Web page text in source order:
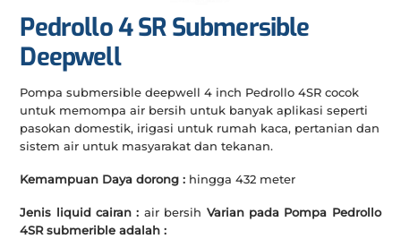
Pedrollo 4 SR Submersible
Deepwell
Pompa submersible deepwell 4 inch Pedrollo 4SR cocok
untuk memompa air bersih untuk banyak aplikasi seperti
pasokan domestik, irigasi untuk rumah kaca, pertanian dan
sistem air untuk masyarakat dan tekanan.
Kemampuan Daya dorong : hingga432 meter
Jenis liquid cairan : air bersih Varian pada Pompa Pedrollo
4SR submerible adalah :